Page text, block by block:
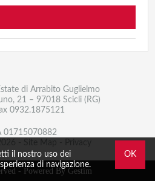
il nostro uso dei
di navigazione.
OK
di Arrabito Guglielmo
21 – 97018 Scicli (RG)
0932.1875121
01715070882
- Powered By Gestim